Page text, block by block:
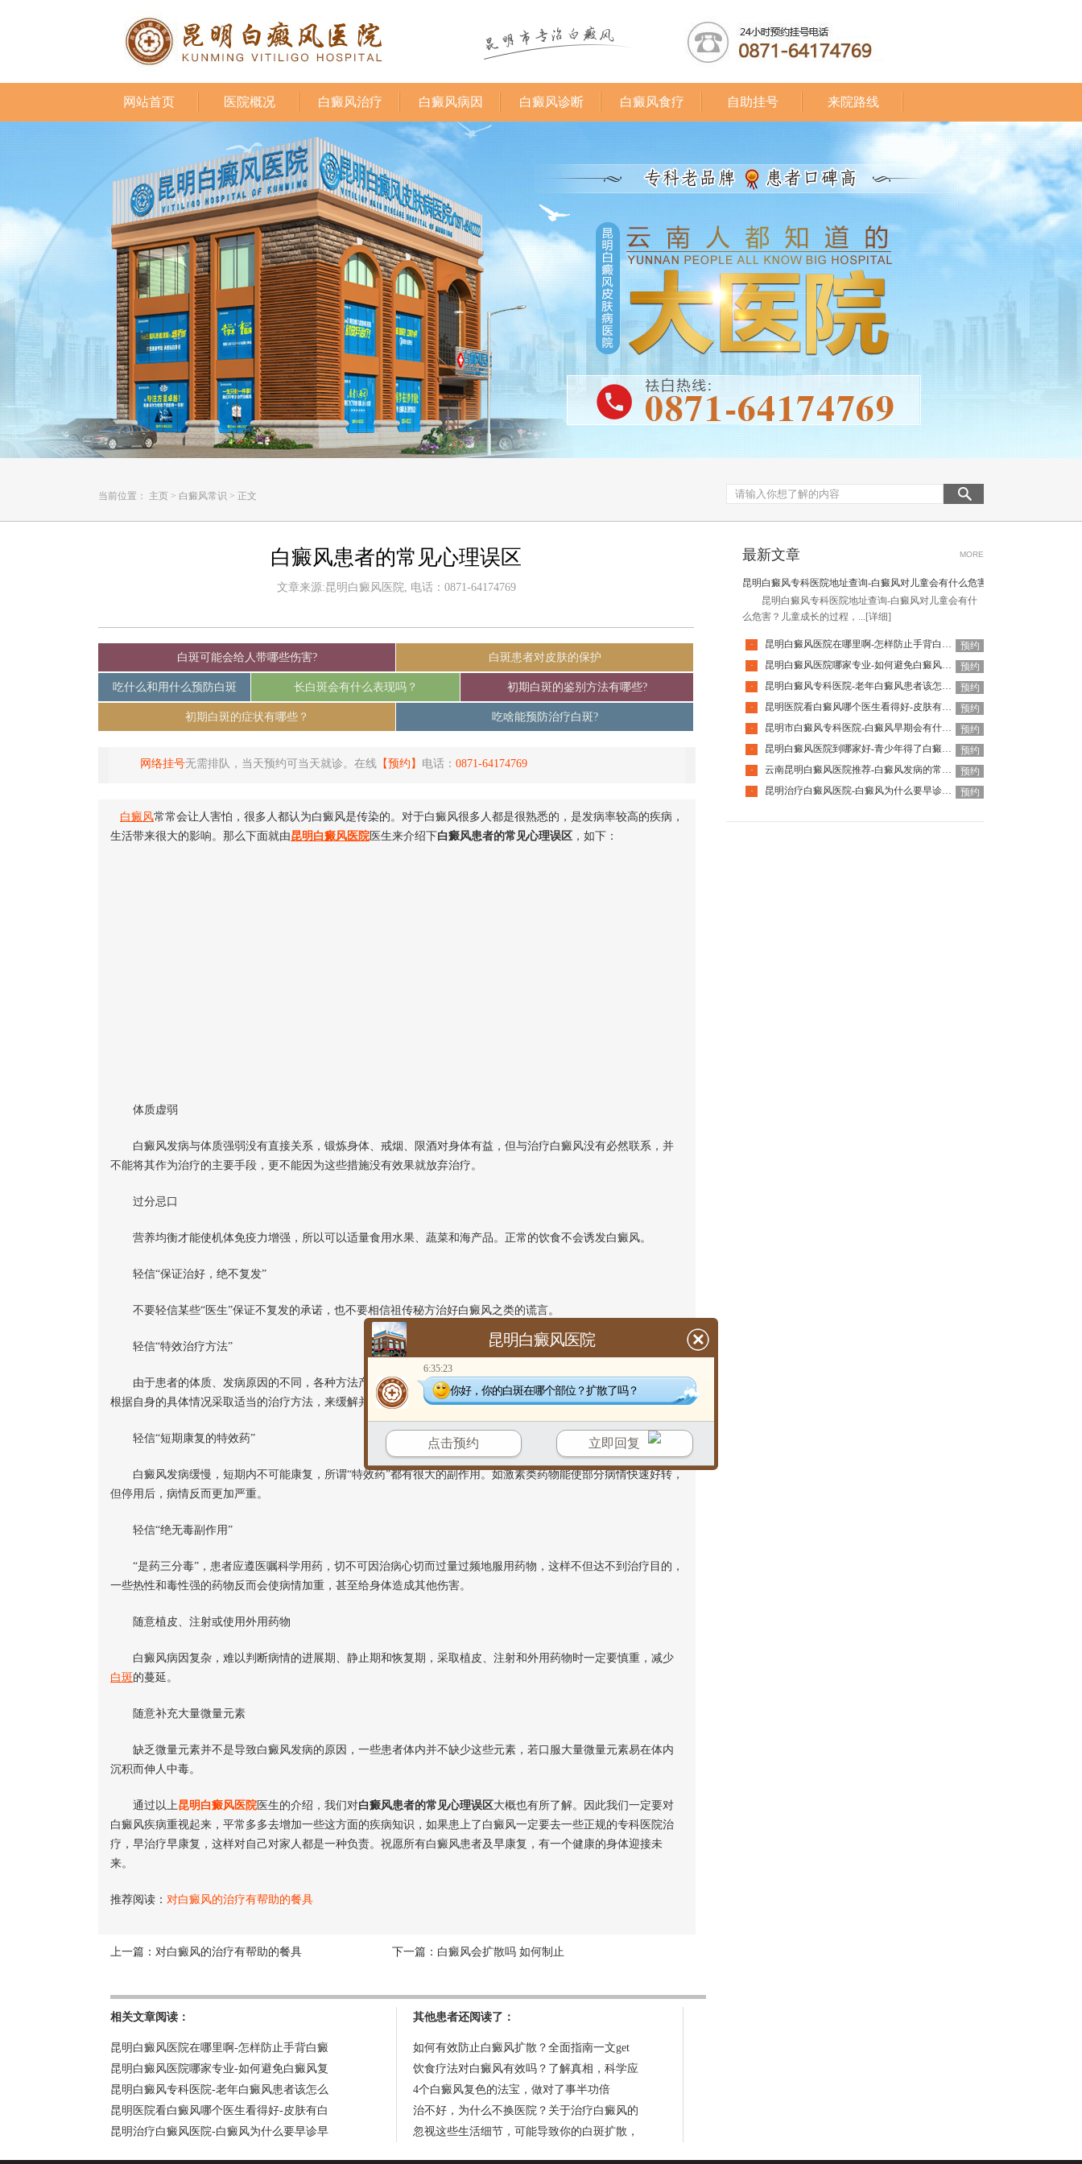
网站首页 医院概况 白癜风治疗 白癜风病因 白癜风诊断 白癜风食疗 自助挂号 来院路线
当前位置： 主页 > 白癜风常识 > 正文
白癜风患者的常见心理误区
文章来源:昆明白癜风医院, 电话：0871-64174769
白斑可能会给人带哪些伤害? 白斑患者对皮肤的保护
吃什么和用什么预防白斑 长白斑会有什么表现吗？ 初期白斑的鉴别方法有哪些?
初期白斑的症状有哪些？ 吃啥能预防治疗白斑?
网络挂号无需排队，当天预约可当天就诊。在线 【预约】 电话： 0871-64174769
白癜风常常会让人害怕，很多人都认为白癜风是传染的。对于白癜风很多人都是很熟悉的，是发病率较高的疾病，
生活带来很大的影响。那么下面就由昆明白癜风医院 医生来介绍下白癜风患者的常见心理误区 ，如下：
体质虚弱
白癜风发病与体质强弱没有直接关系，锻炼身体、戒烟、限酒对身体有益，但与治疗白癜风没有必然联系，并
不能将其作为治疗的主要手段，更不能因为这些措施没有效果就放弃治疗。
过分忌口
营养均衡才能使机体免疫力增强，所以可以适量食用水果、蔬菜和海产品。正常的饮食不会诱发白癜风。
轻信“保证治好，绝不复发”
不要轻信某些“医生”保证不复发的承诺，也不要相信祖传秘方治好白癜风之类的谎言。
轻信“特效治疗方法”
由于患者的体质、发病原因的不同，各种方法产生的效果也大不相同，所以每种治疗方法都有局限性，患者应
根据自身的具体情况采取适当的治疗方法，来缓解并康复疾病。
轻信“短期康复的特效药”
白癜风发病缓慢，短期内不可能康复，所谓“特效药”都有很大的副作用。如激素类药物能使部分病情快速好转，
但停用后，病情反而更加严重。
轻信“绝无毒副作用”
“是药三分毒”，患者应遵医嘱科学用药，切不可因治病心切而过量过频地服用药物，这样不但达不到治疗目的，
一些热性和毒性强的药物反而会使病情加重，甚至给身体造成其他伤害。
随意植皮、注射或使用外用药物
白癜风病因复杂，难以判断病情的进展期、静止期和恢复期，采取植皮、注射和外用药物时一定要慎重，减少
白斑的蔓延。
随意补充大量微量元素
缺乏微量元素并不是导致白癜风发病的原因，一些患者体内并不缺少这些元素，若口服大量微量元素易在体内
沉积而伸人中毒。
通过以上昆明白癜风医院 医生的介绍，我们对白癜风患者的常见心理误区大概也有所了解。因此我们一定要对
白癜风疾病重视起来，平常多多去增加一些这方面的疾病知识，如果患上了白癜风一定要去一些正规的专科医院治
疗，早治疗早康复，这样对自己对家人都是一种负责。祝愿所有白癜风患者及早康复，有一个健康的身体迎接未
来。
推荐阅读： 对白癜风的治疗有帮助的餐具
上一篇： 对白癜风的治疗有帮助的餐具 下一篇： 白癜风会扩散吗 如何制止
相关文章阅读：
昆明白癜风医院在哪里啊-怎样防止手背白癜
昆明白癜风医院哪家专业-如何避免白癜风复
昆明白癜风专科医院-老年白癜风患者该怎么
昆明医院看白癜风哪个医生看得好-皮肤有白
昆明治疗白癜风医院-白癜风为什么要早诊早
其他患者还阅读了：
如何有效防止白癜风扩散？全面指南一文get
饮食疗法对白癜风有效吗？了解真相，科学应
4个白癜风复色的法宝，做对了事半功倍
治不好，为什么不换医院？关于治疗白癜风的
忽视这些生活细节，可能导致你的白斑扩散，
最新文章 MORE
昆明白癜风专科医院地址查询-白癜风对儿童会有什么危害
昆明白癜风专科医院地址查询-白癜风对儿童会有什
么危害？儿童成长的过程，... [详细]
· 昆明白癜风医院在哪里啊-怎样防止手背白癜风扩散呢
预约
·
昆明白癜风医院哪家专业-如何避免白癜风复发呢
预约
·
昆明白癜风专科医院-老年白癜风患者该怎么有效应对疾病
预约
·
昆明医院看白癜风哪个医生看得好-皮肤有白癜风后该怎么护理
预约
·
昆明市白癜风专科医院-白癜风早期会有什么症状
预约
·
昆明白癜风医院到哪家好-青少年得了白癜风该怎么科学治疗呢
预约
·
云南昆明白癜风医院推荐-白癜风发病的常见诱因是什么
预约
·
昆明治疗白癜风医院-白癜风为什么要早诊早治 预约
昆明白癜风医院
6:35:23
你好，你的白斑在哪个部位？扩散了吗？
点击预约 立即回复